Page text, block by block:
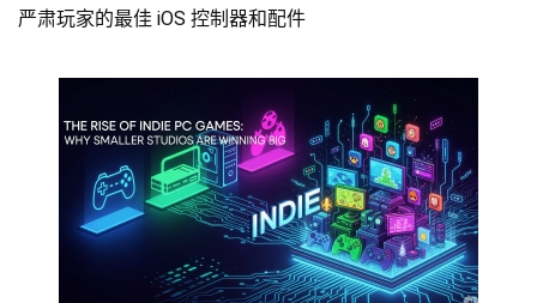
严肃玩家的最佳 iOS 控制器和配件